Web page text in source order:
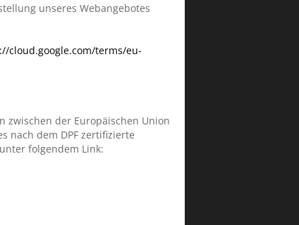
unseres Webangebotes
cloud.google.com/terms/eu-
zwischen der Europäischen Union
nach dem DPF zertifizierte
folgendem Link: